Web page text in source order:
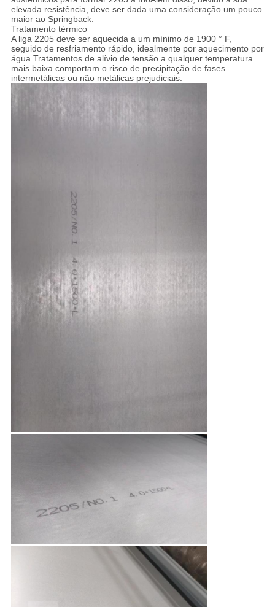
elevada resistência, deve ser dada uma consideração um pouco
maior ao Springback.
Tratamento térmico
A liga 2205 deve ser aquecida a um mínimo de 1900 ° F,
seguido de resfriamento rápido, idealmente por aquecimento por
água.Tratamentos de alívio de tensão a qualquer temperatura
mais baixa comportam o risco de precipitação de fases
intermetálicas ou não metálicas prejudiciais.